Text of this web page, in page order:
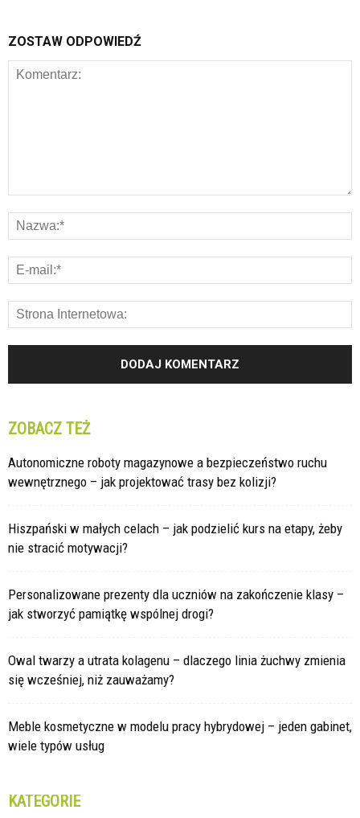
ZOSTAW ODPOWIEDŹ
ZOBACZ TEŻ
Autonomiczne roboty magazynowe a bezpieczeństwo ruchu
wewnętrznego – jak projektować trasy bez kolizji?
Hiszpański w małych celach – jak podzielić kurs na etapy, żeby
nie stracić motywacji?
Personalizowane prezenty dla uczniów na zakończenie klasy –
jak stworzyć pamiątkę wspólnej drogi?
Owal twarzy a utrata kolagenu – dlaczego linia żuchwy zmienia
się wcześniej, niż zauważamy?
Meble kosmetyczne w modelu pracy hybrydowej – jeden gabinet,
wiele typów usług
KATEGORIE